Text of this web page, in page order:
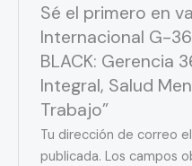
Sé el primero en
Internacional G-
BLACK: Gerencia
Integral, Salud
Trabajo”
Tu dirección de correo
publicada. Los campos